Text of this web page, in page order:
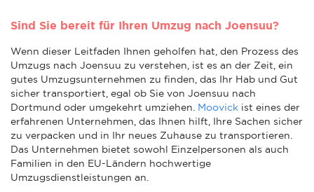
Sind Sie bereit für Ihren Umzug nach Joensuu?
Wenn dieser Leitfaden Ihnen geholfen hat, den Prozess des
Umzugs nach Joensuu zu verstehen, ist es an der Zeit, ein
gutes Umzugsunternehmen zu finden, das Ihr Hab und Gut
sicher transportiert, egal ob Sie von Joensuu nach
Dortmund oder umgekehrt umziehen. Moovick ist eines der
erfahrenen Unternehmen, das Ihnen hilft, Ihre Sachen sicher
zu verpacken und in Ihr neues Zuhause zu transportieren.
Das Unternehmen bietet sowohl Einzelpersonen als auch
Familien in den EU-Ländern hochwertige
Umzugsdienstleistungen an.